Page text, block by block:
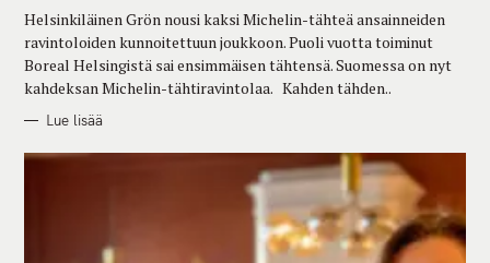
I
S
Helsinkiläinen Grön nousi kaksi Michelin-tähteä ansainneiden
ravintoloiden kunnoitettuun joukkoon. Puoli vuotta toiminut
Boreal Helsingistä sai ensimmäisen tähtensä. Suomessa on nyt
kahdeksan Michelin-tähtiravintolaa. Kahden tähden..
Lue lisää